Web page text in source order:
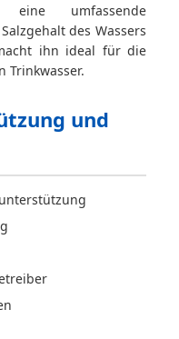
eine umfassende
des Wassers
ihn ideal für die
Trinkwasser.
und